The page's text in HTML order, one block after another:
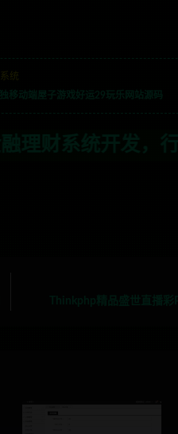
统
独移动端屋子游戏好运29玩乐网站源码
行业不限，全栈